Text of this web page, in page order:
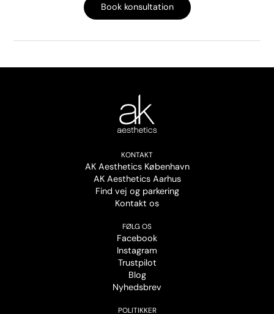
Book konsultation
KONTAKT
AK Aesthetics København
AK Aesthetics Aarhus
Find vej og parkering
Kontakt os
FØLG OS
Facebook
Instagram
Trustpilot
Blog
Nyhedsbrev
POLITIKKER